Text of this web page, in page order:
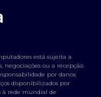
está sujeita a
negociações ou a recepção
por danos
disponibilizados por
à rede mundial de